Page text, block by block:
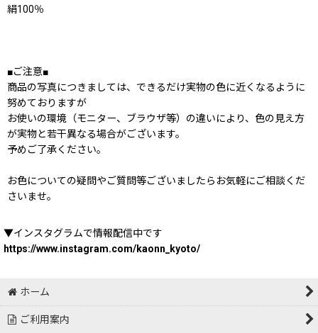
絹100％
■ご注意■
商品の写真につきましては、できるだけ実物の色に近くなるように
努めておりますが
お使いの環境（モニター、ブラウザ等）の違いにより、色の見え方
が実物と若干異なる場合がございます。
予めご了承ください。
お色についての疑問やご質問等ございましたらお気軽にご相談くだ
さいませ。
▼インスタグラムで情報配信中です
https://www.instagram.com/kaonn_kyoto/
ホーム
ご利用案内